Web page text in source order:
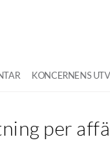
KONCERNENS
per